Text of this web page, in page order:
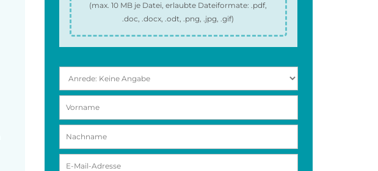
(max.10 MB je Datei, erlaubte Dateiformate:.pdf,
.doc, .docx, .odt, .png, .jpg, .gif)